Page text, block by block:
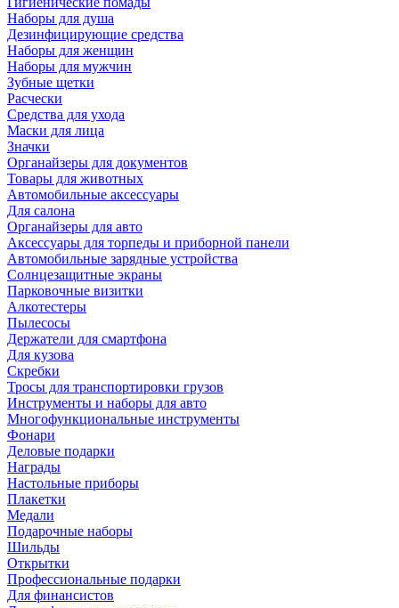
Наборы для душа
Дезинфицирующие средства
Наборы для женщин
Наборы для мужчин
Зубные щетки
Расчески
Средства для ухода
Маски для лица
Значки
Органайзеры для документов
Товары для животных
Автомобильные аксессуары
Для салона
Органайзеры для авто
Аксессуары для торпеды и приборной панели
Автомобильные зарядные устройства
Солнцезащитные экраны
Парковочные визитки
Алкотестеры
Пылесосы
Держатели для смартфона
Для кузова
Скребки
Тросы для транспортировки грузов
Инструменты и наборы для авто
Многофункциональные инструменты
Фонари
Деловые подарки
Награды
Настольные приборы
Плакетки
Медали
Подарочные наборы
Шильды
Открытки
Профессиональные подарки
Для финансистов